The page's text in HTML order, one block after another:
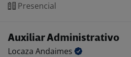
Presencial
Auxiliar Administrativo
Locaza Andaimes